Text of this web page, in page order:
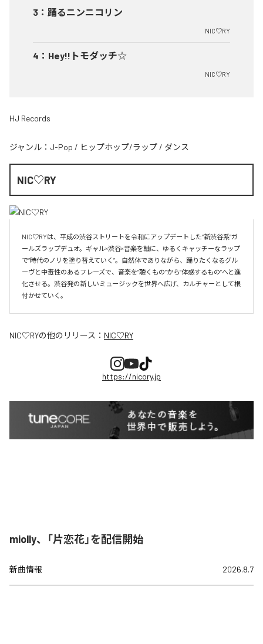
3 ： 踊るニンニコリン
NIC♡RY
4 ： Hey!!トモダッチ☆
NIC♡RY
HJ Records
ジャンル： J-Pop / ヒップホップ/ラップ / ダンス
NIC♡RY
NIC♡RYは、平成の渋谷ストリートを令和にアップデートした“新渋谷系”ガ
ールズラップデュオ。ギャル×渋谷×音楽を軸に、ゆるくキャッチーなラップ
で“時代のノリを塗り替えていく”。自然体でありながら、踊りたくなるグル
ーヴと中毒性のあるフレーズで、音楽を“聴くもの”から“体感するもの”へと進
化させる。渋谷発の新しいミュージックを世界へ広げ、カルチャーとして根
付かせていく。
NIC♡RYの他のリリース： NIC♡RY
https://nicory.jp
miolly、「片恋花」を配信開始
新曲情報 2026.8.7